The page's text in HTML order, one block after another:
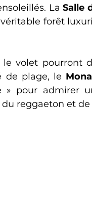
La Salle
forêt
le volet pourront
de plage, le
» pour admirer
reggaeton et